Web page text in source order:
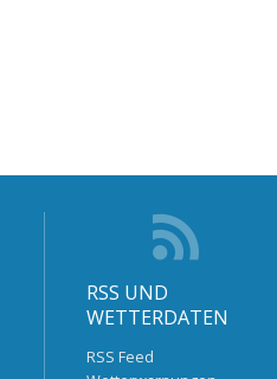
RSS UND
WETTERDATEN
RSS Feed